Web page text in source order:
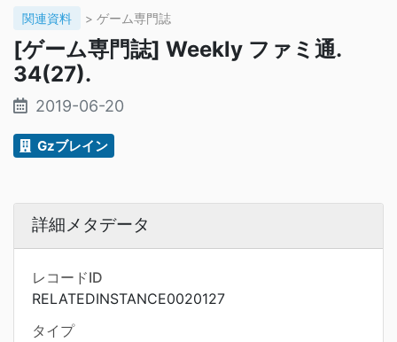
関連資料 > ゲーム専門誌
[ゲーム専門誌] Weekly ファミ通.
34(27).
2019-06-20
Gzブレイン
詳細メタデータ
レコードID
RELATEDINSTANCE0020127
タイプ